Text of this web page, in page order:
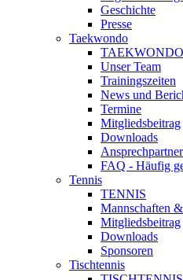
Geschichte
Presse
Taekwondo
TAEKWONDO
Unser Team
Trainingszeiten
News und
Termine
Mitgliedsbeitrag
Downloads
FAQ - Häufig
Tennis
TENNIS
Mannschaften
Mitgliedsbeitrag
Downloads
Sponsoren
Tischtennis